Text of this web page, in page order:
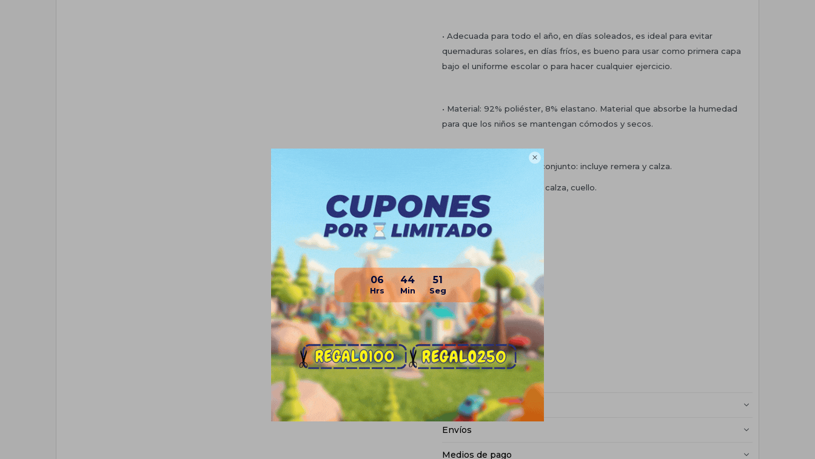

06 44 50
• Adecuada para todo el año, en días soleados, es ideal para evitar
quemaduras solares, en días fríos, es bueno para usar como primera capa
bajo el uniforme escolar o para hacer cualquier ejercicio.
• Material: 92% poliéster, 8% elastano. Material que absorbe la humedad
para que los niños se mantengan cómodos y secos.
* Precio publicado por 1 conjunto: incluye remera y calza.
• Incluye remera termica, calza, cuello.
GUÍA DE TALLES
120 - 6 años
130 - 7 años
140 - 8 a 10 años
150 - 10 a 12 años
160 - 14 a 16 años
170 - 16 a 18 años
Planes de cuotas
Envíos
Medios de pago